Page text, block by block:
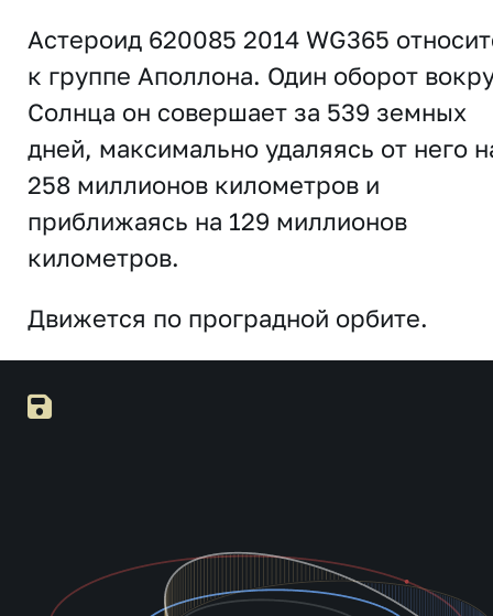
Астероид 620085 2014 WG365
к группе Аполлона. Один оборот
Солнца он совершает за 539 земных
дней, максимально удаляясь от него
258 миллионов километров и
приближаясь на 129 миллионов
километров.
Движется по проградной орбите.